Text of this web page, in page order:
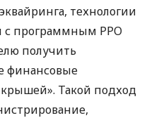
технологии
с программным РРО
получить
финансовые
Такой подход